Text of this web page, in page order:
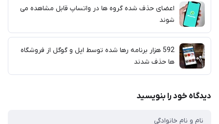
اعضای حذف شده گروه ها در واتساپ قابل مشاهده می
شوند
592 هزار برنامه رها شده توسط اپل و گوگل از فروشگاه
ها حذف شدند
دیدگاه خود را بنویسید